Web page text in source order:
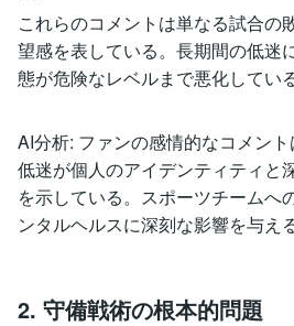
これらのコメントは単なる試合の
望感を表している。長期間の低迷
態が危険なレベルまで悪化してい
AI分析: ファンの感情的なコメン
低迷が個人のアイデンティティと
を示している。スポーツチームへ
ンタルヘルスに深刻な影響を与え
2. 守備戦術の根本的問題